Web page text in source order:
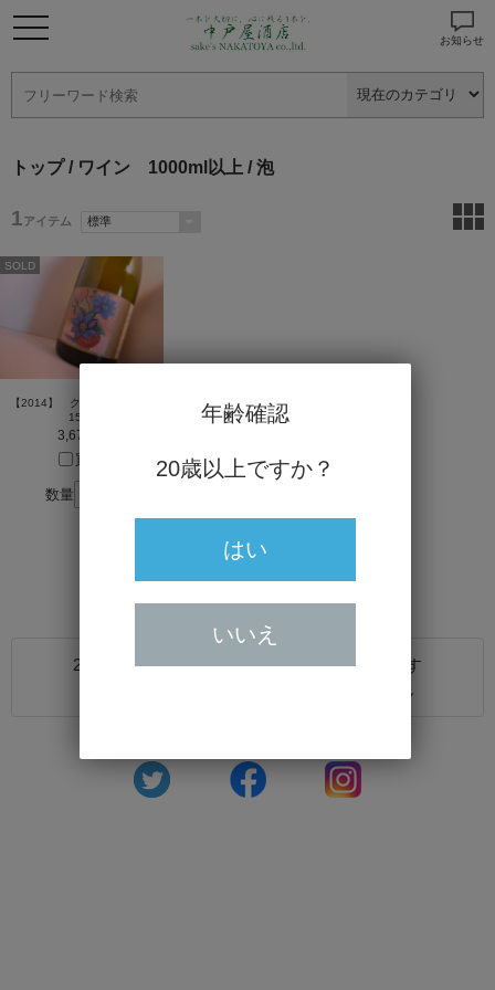
お知らせ
トップ/ ワイン 1000ml以上 / 泡
1アイテム
SOLD
【2014】 クレマチス (橙)
1500ml
3,672円
買う
数量
20歳未満の方の飲酒は法律で禁止されています
20歳未満の方に対しては酒類を販売しません
年齢確認
20歳以上ですか？
はい
いいえ